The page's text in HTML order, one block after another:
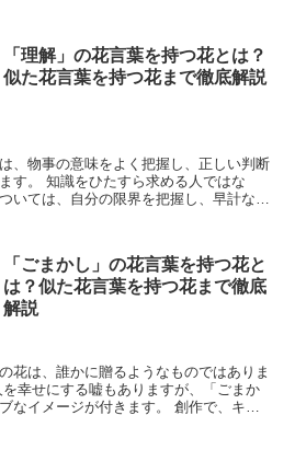
「理解」の花言葉を持つ花とは？
似た花言葉を持つ花まで徹底解説
、物事の意味をよく把握し、正しい判断
す。 知識をひたすら求める人ではな
いては、自分の限界を把握し、早計な判
「ごまかし」の花言葉を持つ花と
は？似た花言葉を持つ花まで徹底
解説
花は、誰かに贈るようなものではありま
幸せにする嘘もありますが、「ごまか
なイメージが付きます。 創作で、キャ